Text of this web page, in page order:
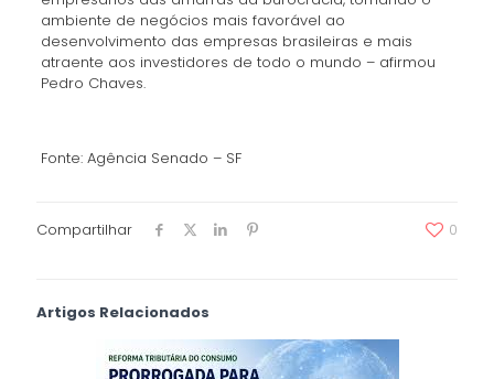
ambiente de negócios mais favorável ao
desenvolvimento das empresas brasileiras e mais
atraente aos investidores de todo o mundo – afirmou
Pedro Chaves.
Fonte: Agência Senado – SF
Compartilhar 0
Artigos Relacionados